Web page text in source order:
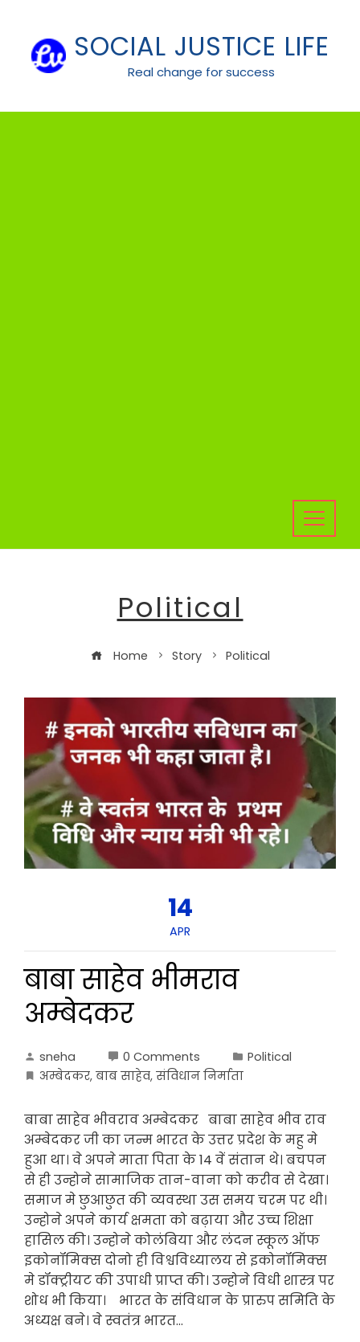
content
SOCIAL JUSTICE LIFE
Real change for success
Political
Home Story Political
14
APR
बाबा साहेव भीमराव
अम्बेदकर
sneha 0 Comments
Political
अम्बेदकर, बाब साहेव, संविधान निर्माता
बाबा साहेव भीवराव अम्बेदकर बाबा साहेव भीव राव
अम्बेदकर जी का जन्म भारत के उत्तर प्रदेश के महु मे
हुआ था। वे अपने माता पिता के 14 वें संतान थे। बचपन
से ही उन्होने सामाजिक तान-वाना को करीव से देखा।
समाज मे छुआछुत की व्यवस्था उस समय चरम पर थी।
उन्होने अपने कार्य क्षमता को बढ़ाया और उच्च शिक्षा
हासिल की। उन्होने कोलंबिया और लंदन स्कूल ऑफ
इकोनॉमिक्स दोनो ही विश्वविध्यालय से इकोनॉमिक्स
मे डॉक्ट्रीयट की उपाधी प्राप्त की। उन्होने विधी शास्त्र पर
शोध भी किया। भारत के संविधान के प्रारुप समिति के
अध्यक्ष बने। वे स्वतंत्र भारत…